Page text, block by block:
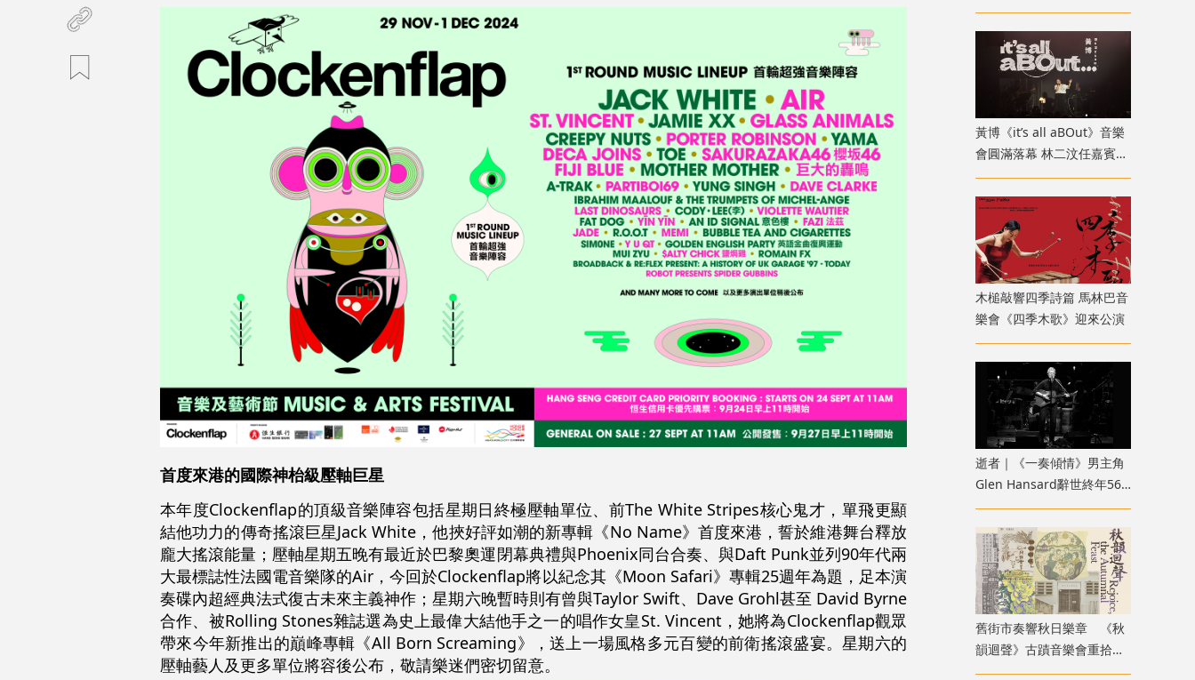
首度來港的國際神枱級壓軸巨星
本年度Clockenflap的頂級音樂陣容包括星期日終極壓軸單位、前The White Stripes核心鬼才，單飛更顯
結他功力的傳奇搖滾巨星Jack White，他挾好評如潮的新專輯《No Name》首度來港，誓於維港舞台釋放
龐大搖滾能量；壓軸星期五晚有最近於巴黎奧運閉幕典禮與Phoenix同台合奏、與Daft Punk並列90年代兩
大最標誌性法國電音樂隊的Air，今回於Clockenflap將以紀念其《Moon Safari》專輯25週年為題，足本演
奏碟內超經典法式復古未來主義神作；星期六晚暫時則有曾與Taylor Swift、Dave Grohl甚至 David Byrne
合作、被Rolling Stones雜誌選為史上最偉大結他手之一的唱作女皇St. Vincent，她將為Clockenflap觀眾
帶來今年新推出的巔峰專輯《All Born Screaming》，送上一場風格多元百變的前衛搖滾盛宴。星期六的
壓軸藝人及更多單位將容後公布，敬請樂迷們密切留意。
樂會》9月登場
黃博《it’s all aBOut》音樂
會圓滿落幕 林二汶任嘉賓驚
喜登場
木槌敲響四季詩篇 馬林巴音
樂會《四季木歌》迎來公演
逝者｜《一奏傾情》男主角
Glen Hansard辭世終年56
歲 U2主唱感懷悼念：他永
存於硬幣落入的吉他盒中
舊街市奏響秋日樂章 《秋
韻迴聲》古蹟音樂會重拾香
港中秋記憶